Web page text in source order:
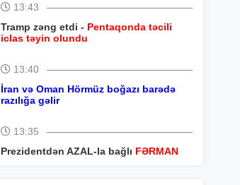
13:43
Tramp zəng etdi - Pentaqonda təcili
iclas təyin olundu
13:40
İran və Oman Hörmüz boğazı barədə
razılığa gəlir
13:35
Prezidentdən AZAL-la bağlı FƏRMAN